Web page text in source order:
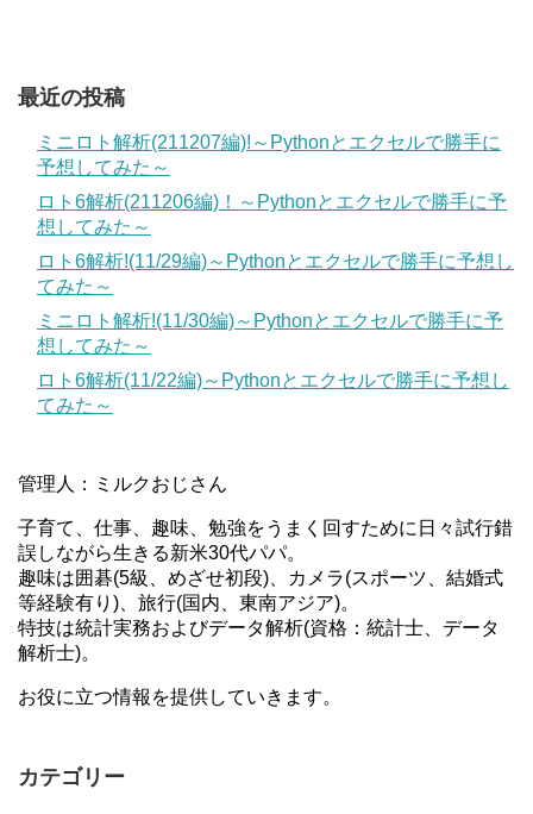
最近の投稿
ミニロト解析(211207編)!～Pythonとエクセルで勝手に
予想してみた～
ロト6解析(211206編)！～Pythonとエクセルで勝手に予
想してみた～
ロト6解析!(11/29編)～Pythonとエクセルで勝手に予想し
てみた～
ミニロト解析!(11/30編)～Pythonとエクセルで勝手に予
想してみた～
ロト6解析(11/22編)～Pythonとエクセルで勝手に予想し
てみた～
管理人：ミルクおじさん
子育て、仕事、趣味、勉強をうまく回すために日々試行錯
誤しながら生きる新米30代パパ。
趣味は囲碁(5級、めざせ初段)、カメラ(スポーツ、結婚式
等経験有り)、旅行(国内、東南アジア)。
特技は統計実務およびデータ解析(資格：統計士、データ
解析士)。
お役に立つ情報を提供していきます。
カテゴリー